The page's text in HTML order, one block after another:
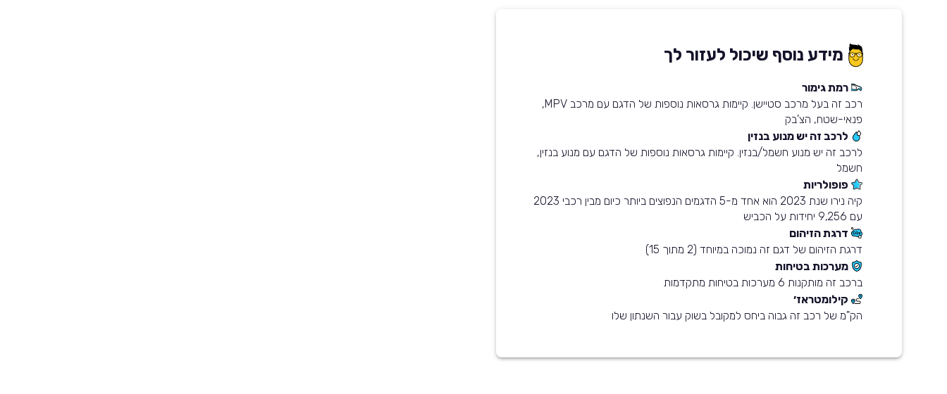
מידע נוסף שיכול לעזור לך
רמת גימור
רכב זה בעל מרכב סטיישן. קיימות גרסאות נוספות של הדגם עם מרכב MPV,
פנאי-שטח, הצ'בק
לרכב זה יש מנוע בנזין
לרכב זה יש מנוע חשמל/בנזין. קיימות גרסאות נוספות של הדגם עם מנוע בנזין,
חשמל
פופולריות
קיה נירו שנת 2023 הוא אחד מ-5 הדגמים הנפוצים ביותר כיום מבין רכבי 2023
עם 9,256 יחידות על הכביש
דרגת הזיהום
דרגת הזיהום של דגם זה נמוכה במיוחד (2 מתוך 15)
מערכות בטיחות
ברכב זה מותקנות 6 מערכות בטיחות מתקדמות
קילומטראז׳
הק"מ של רכב זה גבוה ביחס למקובל בשוק עבור השנתון שלו